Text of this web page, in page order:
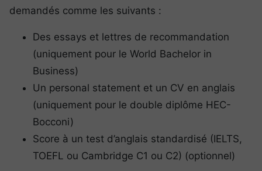
demandés comme les suivants :
Des essays et lettres de recommandation
(uniquement pour le World Bachelor in
Business)
Un personal statement et un CV en anglais
(uniquement pour le double diplôme HEC-
Bocconi)
Score à un test d’anglais standardisé (IELTS,
TOEFL ou Cambridge C1 ou C2) (optionnel)